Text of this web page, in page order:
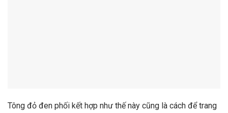
Tông đỏ đen phối kết hợp như thế này cũng là cách để trang